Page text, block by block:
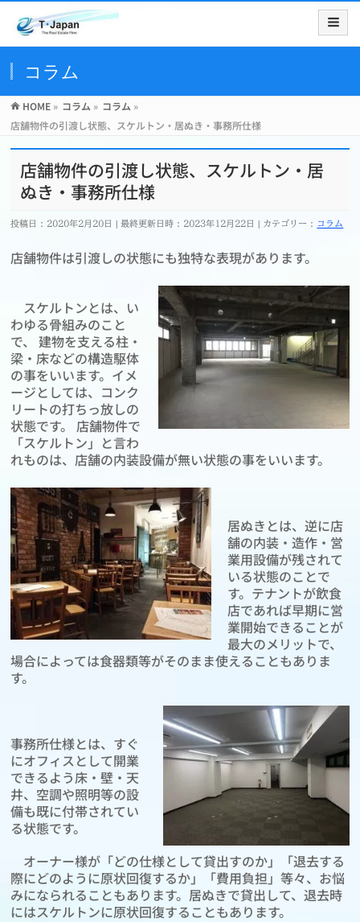
コラム
HOME » コラム » コラム »
店舗物件の引渡し状態、スケルトン・居ぬき・事務所仕様
店舗物件の引渡し状態、スケルトン・居
ぬき・事務所仕様
投稿日 : 2020年2月20日 最終更新日時 : 2023年12月22日 カテゴリー : コラム
店舗物件は引渡しの状態にも独特な表現があります。
スケルトンとは、い
わゆる骨組みのこと
で、 建物を支える柱・
梁・床などの構造駆体
の事をいいます。イメ
ージとしては、コンク
リートの打ちっ放しの
状態です。 店舗物件で
「スケルトン」と言わ
れものは、店舗の内装設備が無い状態の事をいいます。
居ぬきとは、逆に店
舗の内装・造作・営
業用設備が残されて
いる状態のことで
す。テナントが飲食
店であれば早期に営
業開始できることが
最大のメリットで、
場合によっては食器類等がそのまま使えることもありま
す。
事務所仕様とは、すぐ
にオフィスとして開業
できるよう床・壁・天
井、空調や照明等の設
備も既に付帯されてい
る状態です。
オーナー様が「どの仕様として貸出すのか」「退去する
際にどのように原状回復するか」「費用負担」等々、お悩
みになられることもあります。居ぬきで貸出して、退去時
にはスケルトンに原状回復することもあります。